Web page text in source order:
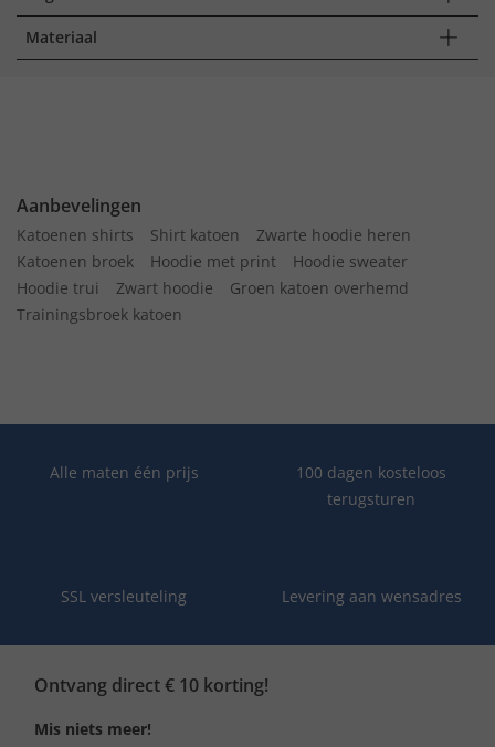
Materiaal
Aanbevelingen
Katoenen shirts Shirt katoen
Zwarte hoodie heren
Katoenen broek
Hoodie met print
Hoodie sweater
Hoodie trui
Zwart hoodie
Groen katoen overhemd
Trainingsbroek katoen
Alle maten één prijs
100 dagen kosteloos
terugsturen
SSL versleuteling Levering aan wensadres
Ontvang direct € 10 korting!
Mis niets meer!